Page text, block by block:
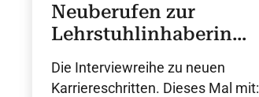
Neuberufen zur
Lehrstuhlinhaberin
für Kardiologie
Die Interviewreihe zu neuen
Karriereschritten. Dieses Mal mit: